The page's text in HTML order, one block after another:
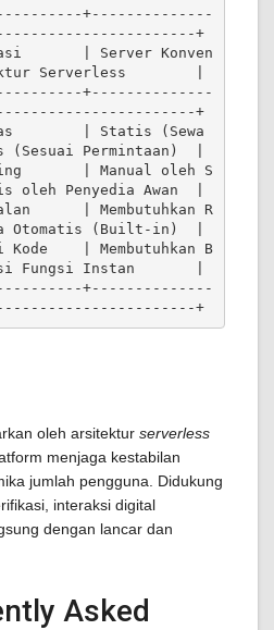
+--------------
+
| Server Konven
Serverless        |
+--------------
+
| Statis (Sewa
Permintaan)  |
| Manual oleh S
oleh Penyedia Awan  |
| Membutuhkan R
Otomatis (Built-in)  |
Kode    | Membutuhkan B
Fungsi Instan       |
+--------------
---------+------------------------------+
oleh arsitektur serverless
menjaga kestabilan
jumlah pengguna. Didukung
interaksi digital
dengan lancar dan
Asked